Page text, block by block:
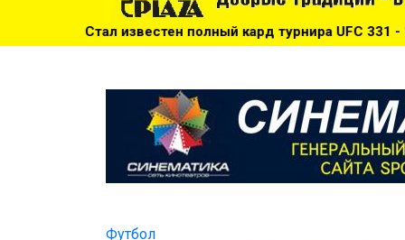
полный кард турнира UFC 331 - 10:00 ***Фабио
Футбол